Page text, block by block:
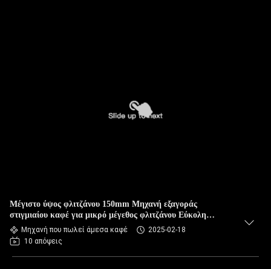
Μέγιστο ύψος φλιτζάνου 150mm Μηχανή εξαγοράς
στιγμιαίου καφέ για μικρό μέγεθος φλιτζάνου Εύκολη
λειτουργία και συντήρηση
Μηχανή που πωλεί άμεσα καφέ
2025-02-18
10 απόψεις